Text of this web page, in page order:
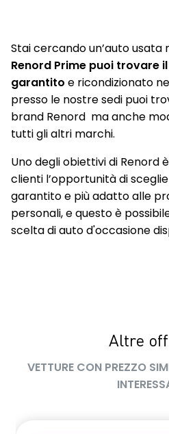
Stai cercando un’auto usata
Renord Prime puoi trovare
garantito e ricondizionato
presso le nostre sedi puoi
brand Renord ma anche
tutti gli altri marchi.
Uno degli obiettivi di Renord
clienti l’opportunità di
garantito e più adatto alle
personali, e questo è
scelta di auto d'occasione
Altre
VETTURE CON PREZZO